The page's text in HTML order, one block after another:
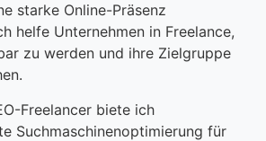
starke Online-Präsenz
helfe Unternehmen in Freelance,
zu werden und ihre Zielgruppe
Freelancer biete ich
Suchmaschinenoptimierung für